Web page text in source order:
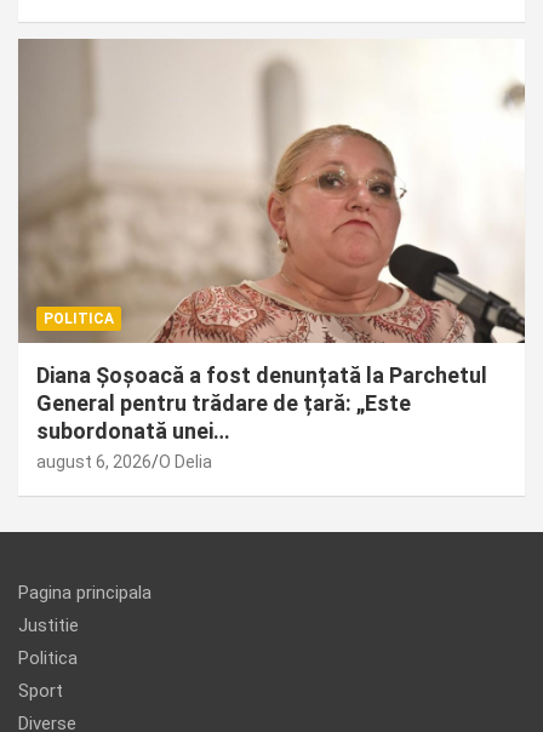
POLITICA
Diana Șoșoacă a fost denunțată la Parchetul
General pentru trădare de țară: „Este
subordonată unei…
august 6, 2026 O Delia
Pagina principala
Justitie
Politica
Sport
Diverse